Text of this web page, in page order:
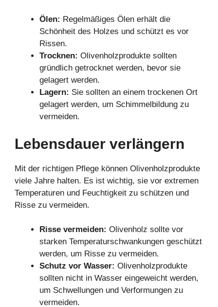
Ölen: Regelmäßiges Ölen erhält die
Schönheit des Holzes und schützt es vor
Rissen.
Trocknen: Olivenholzprodukte sollten
gründlich getrocknet werden, bevor sie
gelagert werden.
Lagern: Sie sollten an einem trockenen Ort
gelagert werden, um Schimmelbildung zu
vermeiden.
Lebensdauer verlängern
Mit der richtigen Pflege können Olivenholzprodukte
viele Jahre halten. Es ist wichtig, sie vor extremen
Temperaturen und Feuchtigkeit zu schützen und
Risse zu vermeiden.
Risse vermeiden: Olivenholz sollte vor
starken Temperaturschwankungen geschützt
werden, um Risse zu vermeiden.
Schutz vor Wasser: Olivenholzprodukte
sollten nicht in Wasser eingeweicht werden,
um Schwellungen und Verformungen zu
vermeiden.